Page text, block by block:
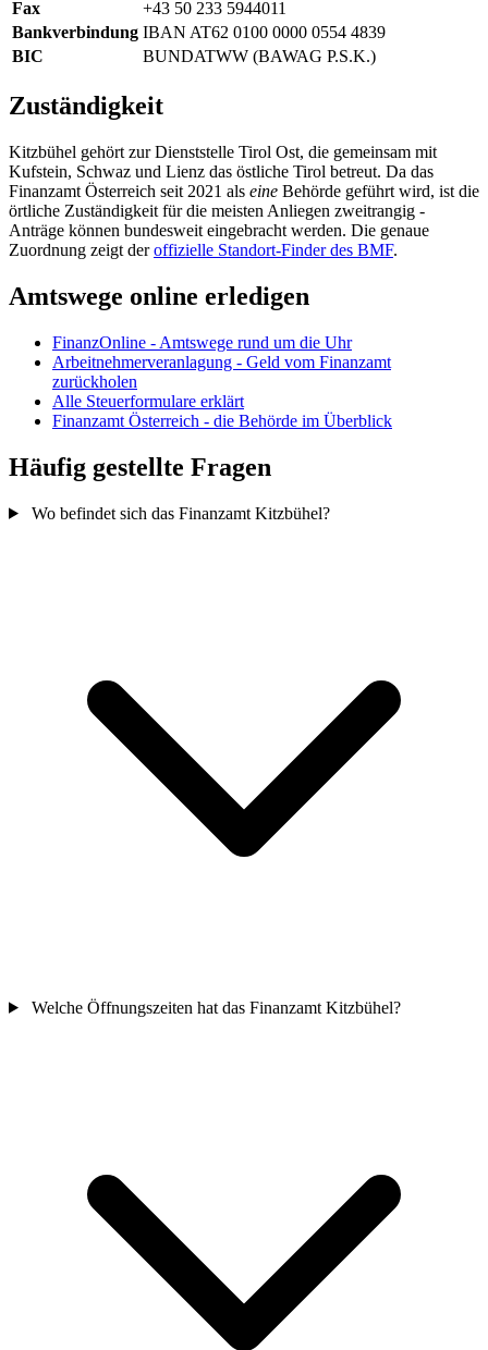
Fax
+43 50 233 5944011
Bankverbindung IBAN AT62 0100 0000 0554 4839
BIC
BUNDATWW (BAWAG P.S.K.)
Zuständigkeit
Kitzbühel gehört zur Dienststelle Tirol Ost, die gemeinsam mit
Kufstein, Schwaz und Lienz das östliche Tirol betreut. Da das
Finanzamt Österreich seit 2021 als eine Behörde geführt wird, ist die
örtliche Zuständigkeit für die meisten Anliegen zweitrangig -
Anträge können bundesweit eingebracht werden. Die genaue
Zuordnung zeigt deroffizielle Standort-Finder des BMF.
Amtswege online erledigen
FinanzOnline - Amtswege rund um die Uhr
Arbeitnehmerveranlagung - Geld vom Finanzamt
zurückholen
Alle Steuerformulare erklärt
Finanzamt Österreich - die Behörde im Überblick
Häufig gestellte Fragen
Wo befindet sich das Finanzamt Kitzbühel?
Welche Öffnungszeiten hat das Finanzamt Kitzbühel?